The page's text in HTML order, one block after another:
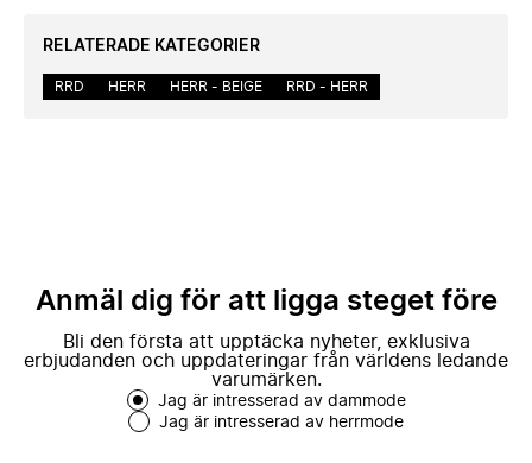
RELATERADE KATEGORIER
RRD HERR HERR - BEIGE RRD - HERR
Anmäl dig för att ligga steget före
Bli den första att upptäcka nyheter, exklusiva
erbjudanden och uppdateringar från världens ledande
varumärken.
Jag är intresserad av dammode
Jag är intresserad av herrmode